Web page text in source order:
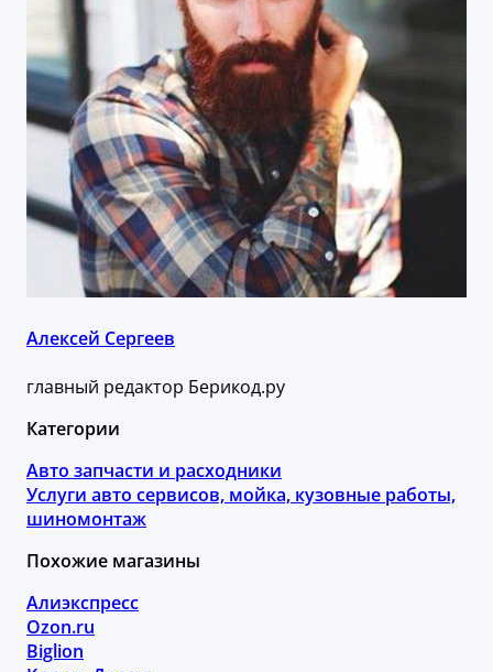
Алексей Сергеев
главный редактор Берикод.ру
Категории
Авто запчасти и расходники
Услуги авто сервисов, мойка, кузовные работы,
шиномонтаж
Похожие магазины
Алиэкспресс
Ozon.ru
Biglion